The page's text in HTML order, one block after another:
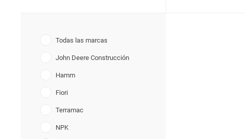
Todas las marcas
John Deere Construcción
Hamm
Fiori
Terramac
NPK